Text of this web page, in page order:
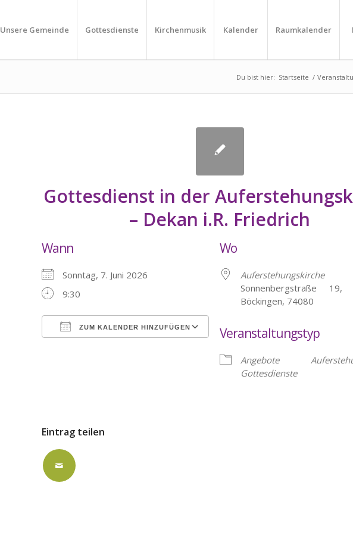
Unsere Gemeinde Gottesdienste Kirchenmusik Kalender Raumkalender
Du bist hier: Startseite /
Gottesdienst in der
– Dekan i.R. Friedrich
Wann
Sonntag, 7. Juni 2026
9:30
ZUM KALENDER HINZUFÜGEN
Wo
Auferstehungskirche
Sonnenbergstraße 19,
Böckingen, 74080
Veranstaltungstyp
Angebote
Gottesdienste
Eintrag teilen